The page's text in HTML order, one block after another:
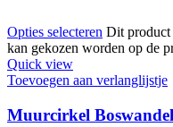
Opties selecteren Dit product
kan gekozen worden op de
Quick view
Toevoegen aan verlanglijstje
Muurcirkel